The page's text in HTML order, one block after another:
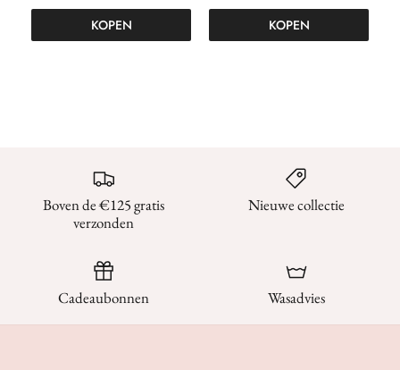
KOPEN
KOPEN
Boven de €125 gratis
verzonden
Nieuwe collectie
Cadeaubonnen Wasadvies